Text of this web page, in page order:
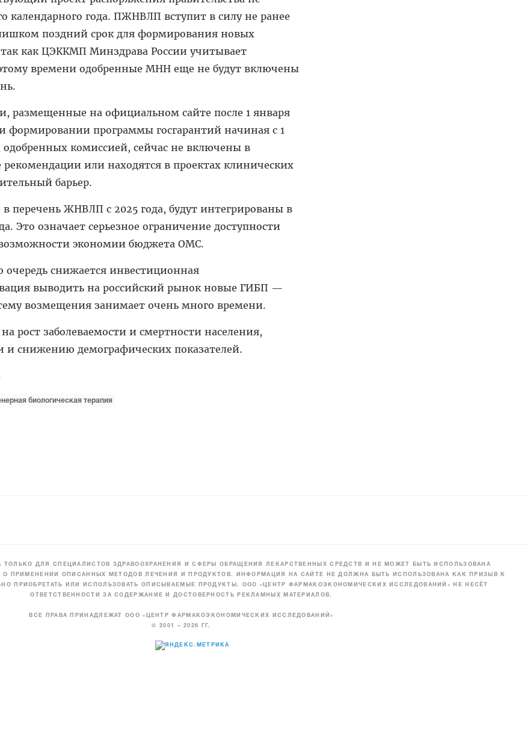
календарного года. ПЖНВЛП вступит в силу не ранее
поздний срок для формирования новых
как ЦЭККМП Минздрава России учитывает
времени одобренные МНН еще не будут включены
размещенные на официальном сайте после 1 января
формировании программы госгарантий начиная с 1
комиссией, сейчас не включены в
или находятся в проектах клинических
барьер.
перечень ЖНВЛП с 2025 года, будут интегрированы в
Это означает серьезное ограничение доступности
экономии бюджета ОМС.
очередь снижается инвестиционная
выводить на российский рынок новые ГИБП —
возмещения занимает очень много времени.
рост заболеваемости и смертности населения,
и снижению демографических показателей.
биологическая терапия
ТОЛЬКО ДЛЯ СПЕЦИАЛИСТОВ ЗДРАВООХРАНЕНИЯ И СФЕРЫ ОБРАЩЕНИЯ ЛЕКАРСТВЕННЫХ СРЕДСТВ И НЕ МОЖЕТ БЫТЬ ИСПОЛЬЗОВАНА
О ПРИМЕНЕНИИ ОПИСАННЫХ МЕТОДОВ ЛЕЧЕНИЯ И ПРОДУКТОВ. ИНФОРМАЦИЯ НА САЙТЕ НЕ ДОЛЖНА БЫТЬ ИСПОЛЬЗОВАНА КАК ПРИЗЫВ К
ПРИОБРЕТАТЬ ИЛИ ИСПОЛЬЗОВАТЬ ОПИСЫВАЕМЫЕ ПРОДУКТЫ. ООО «ЦЕНТР ФАРМАКОЭКОНОМИЧЕСКИХ ИССЛЕДОВАНИЙ» НЕ НЕСЁТ
ОТВЕТСТВЕННОСТИ ЗА СОДЕРЖАНИЕ И ДОСТОВЕРНОСТЬ РЕКЛАМНЫХ МАТЕРИАЛОВ.
ВСЕ ПРАВА ПРИНАДЛЕЖАТ ООО «ЦЕНТР ФАРМАКОЭКОНОМИЧЕСКИХ ИССЛЕДОВАНИЙ»
© 2001 – 2026 ГГ.